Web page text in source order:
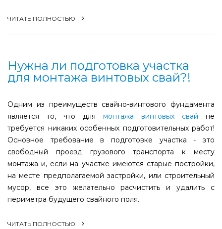
ЧИТАТЬ ПОЛНОСТЬЮ
Нужна ли подготовка участка
для монтажа винтовых свай?!
Одним из преимуществ свайно-винтового фундамента
является то, что для монтажа винтовых свай не
требуется никаких особенных подготовительных работ!
Основное требование в подготовке участка - это
свободный проезд грузового транспорта к месту
монтажа и, если на участке имеются старые постройки,
на месте предполагаемой застройки, или строительный
мусор, все это желательно расчистить и удалить с
периметра будущего свайного поля.
ЧИТАТЬ ПОЛНОСТЬЮ